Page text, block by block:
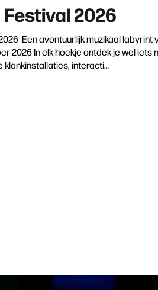
2026
Een avontuurlijk muzikaal labyrint
2026 In elk hoekje ontdek je wel iets
klankinstallaties, interacti…